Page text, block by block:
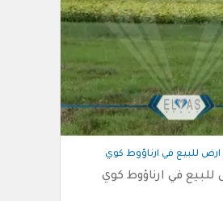
للبيع في ارناؤوط كوي
في ارناؤوط كوي